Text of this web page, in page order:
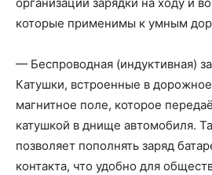
которые применимы к умным
— Беспроводная (индуктивная)
Катушки, встроенные в
магнитное поле, которое
катушкой в днище автомобиля.
позволяет пополнять заряд
контакта, что удобно для